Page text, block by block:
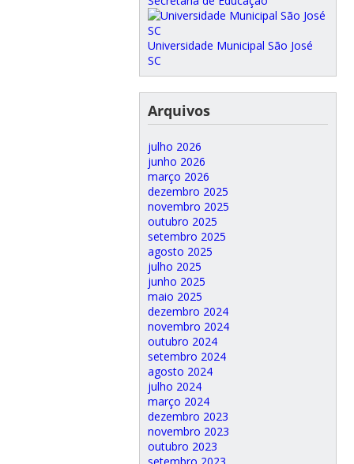
Universidade Municipal São José
SC
Arquivos
julho 2026
junho 2026
março 2026
dezembro 2025
novembro 2025
outubro 2025
setembro 2025
agosto 2025
julho 2025
junho 2025
maio 2025
dezembro 2024
novembro 2024
outubro 2024
setembro 2024
agosto 2024
julho 2024
março 2024
dezembro 2023
novembro 2023
outubro 2023